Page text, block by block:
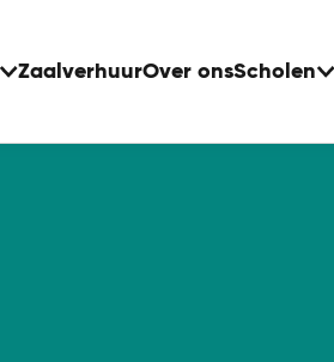
ZaalverhuurOver onsScholen